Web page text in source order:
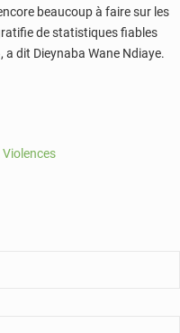
beaucoup à faire sur les
de statistiques fiables
a dit Dieynaba Wane Ndiaye.
Violences